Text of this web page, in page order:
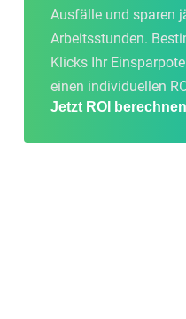
Ausfälleund sparen
Arbeitsstunden.
Klicks Ihr Einspar
einen individuellen
Jetzt ROI berechnen